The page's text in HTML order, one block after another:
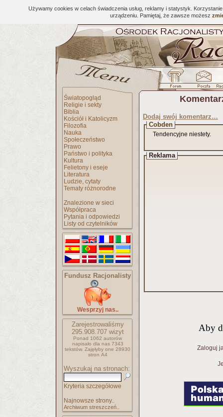
Używamy cookies w celach świadczenia usług, reklamy i statystyk.
urządzeniu. Pamiętaj, że zawsze możesz
Światopogląd
Religie i sekty
Biblia
Kościół i Katolicyzm
Filozofia
Nauka
Społeczeństwo
Prawo
Państwo i polityka
Kultura
Felietony i eseje
Literatura
Ludzie, cytaty
Tematy różnorodne
Znalezione w sieci
Współpraca
Pytania i odpowiedzi
Listy od czytelników
Fundusz Racjonalisty
Wesprzyj nas..
Zarejestrowaliśmy
295.908.707wizyt
Ponad 1062 autorów
napisało dla nas 7343
tekstów. Zajęłyby one 28930
stron A4
Wyszukaj na stronach:
Kryteria szczegółowe
Najnowsze strony..
Archiwum streszczeń..
Dodaj swój komentarz…
Cobden
Tendencyjne niestety.
Reklama
Aby
Zaloguj